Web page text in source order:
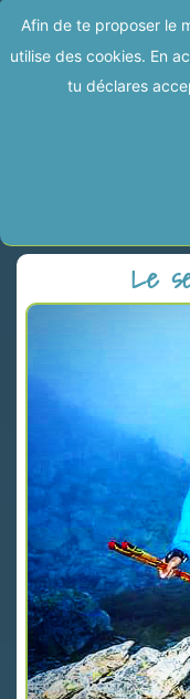
Vies
Le
Afin de te proposer le
utilise des cookies. En
tu déclares